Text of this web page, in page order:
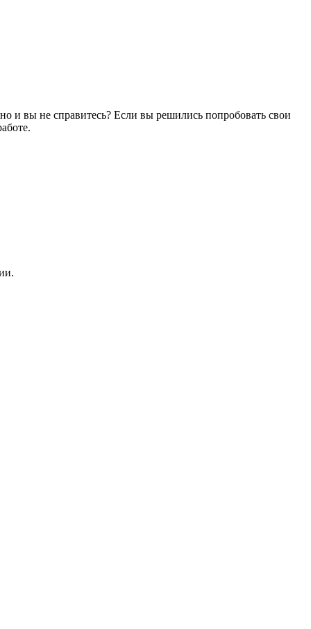
и вы не справитесь? Если вы решились попробовать свои